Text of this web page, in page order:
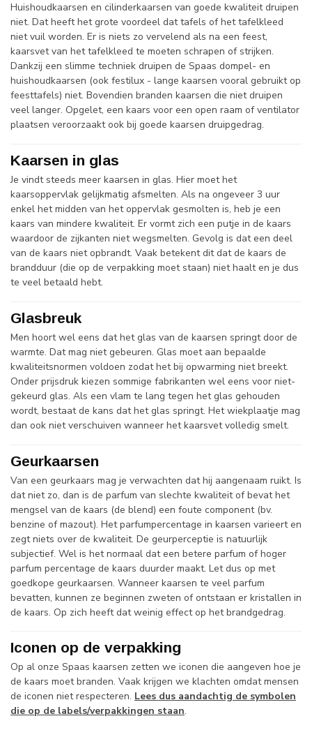
Huishoudkaarsen en cilinderkaarsen van goede kwaliteit druipen
niet. Dat heeft het grote voordeel dat tafels of het tafelkleed
niet vuil worden. Er is niets zo vervelend als na een feest,
kaarsvet van het tafelkleed te moeten schrapen of strijken.
Dankzij een slimme techniek druipen de Spaas dompel- en
huishoudkaarsen (ook festilux - lange kaarsen vooral gebruikt op
feesttafels) niet. Bovendien branden kaarsen die niet druipen
veel langer. Opgelet, een kaars voor een open raam of ventilator
plaatsen veroorzaakt ook bij goede kaarsen druipgedrag.
Kaarsen in glas
Je vindt steeds meer kaarsen in glas. Hier moet het
kaarsoppervlak gelijkmatig afsmelten. Als na ongeveer 3 uur
enkel het midden van het oppervlak gesmolten is, heb je een
kaars van mindere kwaliteit. Er vormt zich een putje in de kaars
waardoor de zijkanten niet wegsmelten. Gevolg is dat een deel
van de kaars niet opbrandt. Vaak betekent dit dat de kaars de
brandduur (die op de verpakking moet staan) niet haalt en je dus
te veel betaald hebt.
Glasbreuk
Men hoort wel eens dat het glas van de kaarsen springt door de
warmte. Dat mag niet gebeuren. Glas moet aan bepaalde
kwaliteitsnormen voldoen zodat het bij opwarming niet breekt.
Onder prijsdruk kiezen sommige fabrikanten wel eens voor niet-
gekeurd glas. Als een vlam te lang tegen het glas gehouden
wordt, bestaat de kans dat het glas springt. Het wiekplaatje mag
dan ook niet verschuiven wanneer het kaarsvet volledig smelt.
Geurkaarsen
Van een geurkaars mag je verwachten dat hij aangenaam ruikt. Is
dat niet zo, dan is de parfum van slechte kwaliteit of bevat het
mengsel van de kaars (de blend) een foute component (bv.
benzine of mazout). Het parfumpercentage in kaarsen varieert en
zegt niets over de kwaliteit. De geurperceptie is natuurlijk
subjectief. Wel is het normaal dat een betere parfum of hoger
parfum percentage de kaars duurder maakt. Let dus op met
goedkope geurkaarsen. Wanneer kaarsen te veel parfum
bevatten, kunnen ze beginnen zweten of ontstaan er kristallen in
de kaars. Op zich heeft dat weinig effect op het brandgedrag.
Iconen op de verpakking
Op al onze Spaas kaarsen zetten we iconen die aangeven hoe je
de kaars moet branden. Vaak krijgen we klachten omdat mensen
de iconen niet respecteren. Lees dus aandachtig de symbolen
die op de labels/verpakkingen staan.